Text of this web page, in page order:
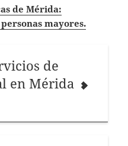
de Mérida:
mayores.
de
en Mérida